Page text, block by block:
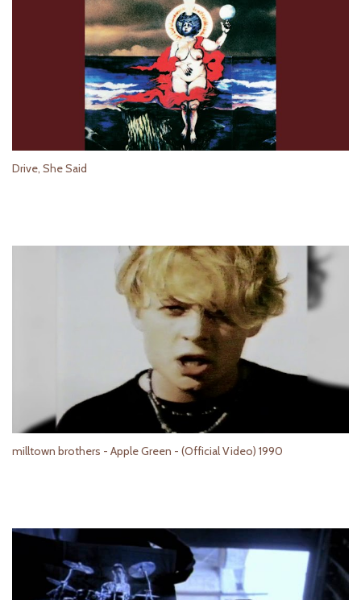
Drive, She Said
milltown brothers - Apple Green - (Official Video) 1990